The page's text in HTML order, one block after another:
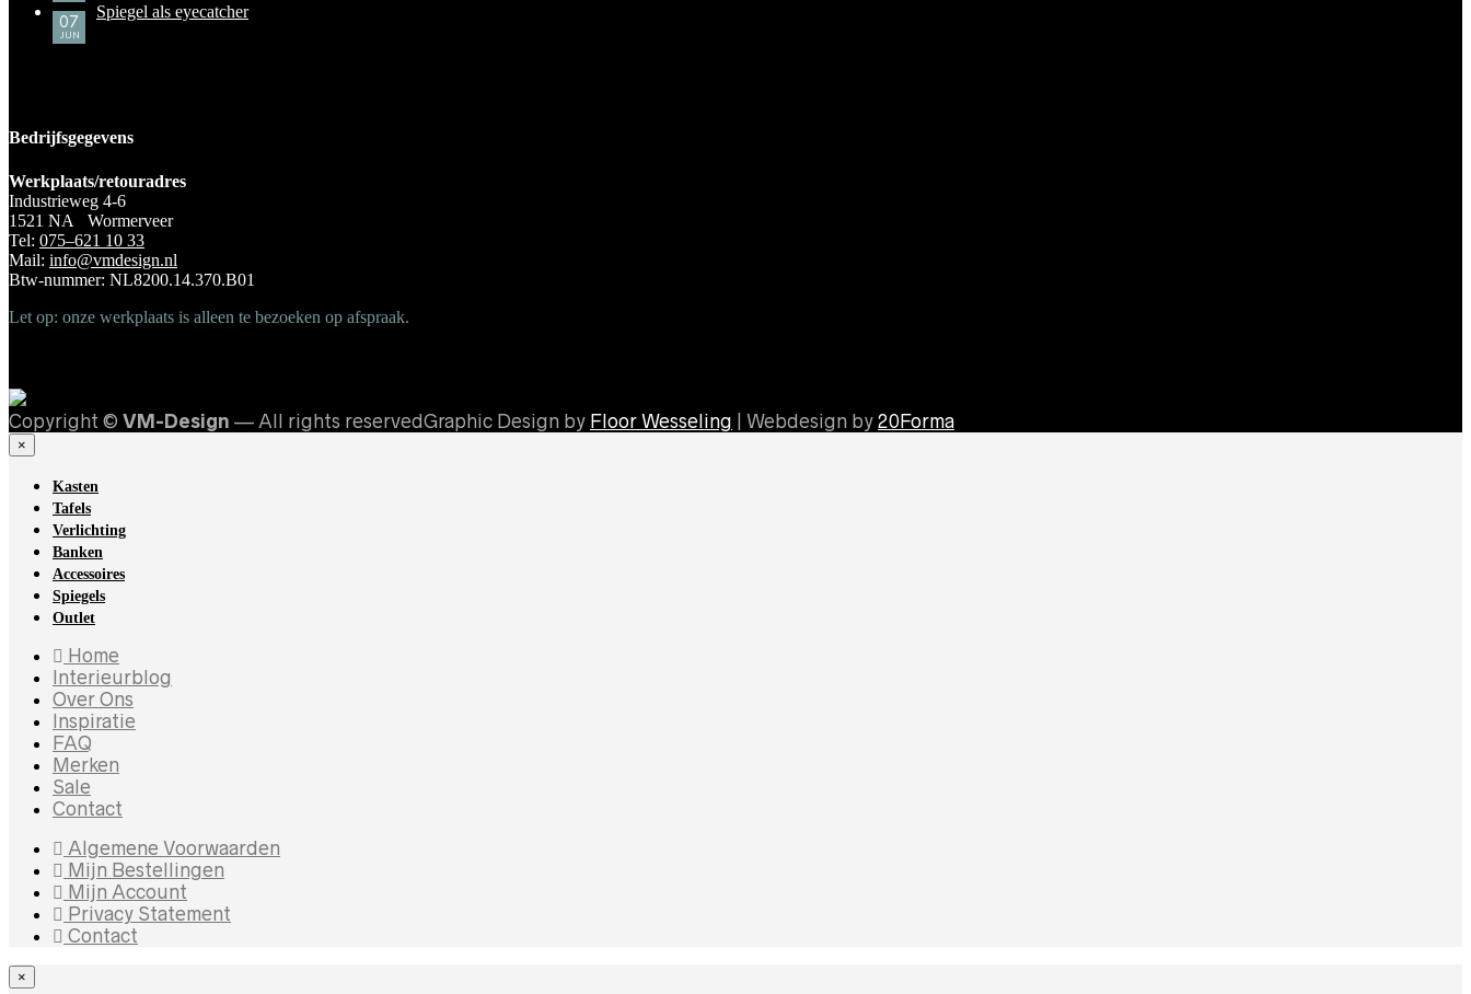
07
JUN
Spiegel als eyecatcher
Bedrijfsgegevens
Werkplaats/retouradres
Industrieweg 4-6
1521 NA Wormerveer
Tel: 075–621 10 33
Mail: info@vmdesign.nl
Btw-nummer: NL8200.14.370.B01
Let op: onze werkplaats is alleen te bezoeken op afspraak.
Copyright © VM-Design — All rights reservedGraphic Design by Floor Wesseling | Webdesign by 20Forma
×
Kasten
Tafels
Verlichting
Banken
Accessoires
Spiegels
Outlet
Home
Interieurblog
Over Ons
Inspiratie
FAQ
Merken
Sale
Contact
Algemene Voorwaarden
Mijn Bestellingen
Mijn Account
Privacy Statement
Contact
×